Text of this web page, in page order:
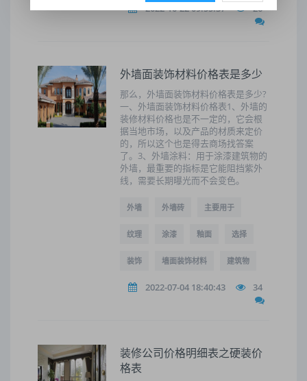
2022-10-22 09:55:37 26
外墙面装饰材料价格表是多少
那么，外墙面装饰材料价格表是多少?
一、外墙面装饰材料价格表1、外墙的
装修材料价格也是不一定的，它会根
据当地市场，以及产品的材质来定价
的，所以这个也是得去商场找答案
了。3、外墙涂料：用于涂漆建筑物的
外墙，最重要的指标是它能阻挡紫外
线，需要长期曝光而不会变色。
外墙 外墙砖 主要用于
纹理 涂漆 釉面 选择
装饰 墙面装饰材料 建筑物
2022-07-04 18:40:43 34
装修公司价格明细表之硬装价
格表